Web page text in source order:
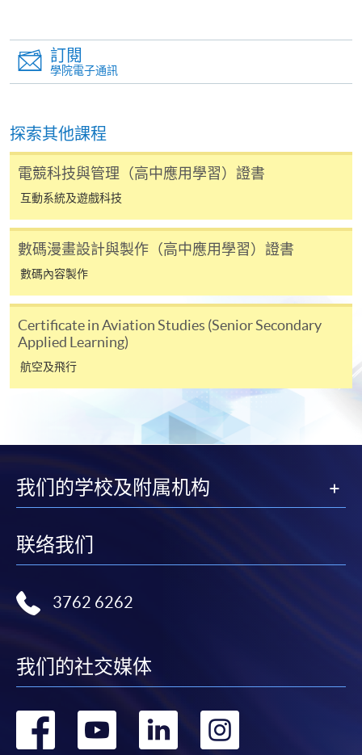
the digital media and radio programme production;
integrate problem-solving, analytical and
develop self-understanding for further studies and
career development in the related field.
評核 Assessment
Includes written test, practical exercise, project and
presentation.
學銜 Award
按香港大學體制，經香港大學專業進修學院頒授「數
碼媒體及電台製作（高中應用學習）證書（資歷架構
第3級）」予成功畢業的同學（出席率達80%或以上及
於評核課業中取得合格成績）。
Students who successfully complete the programme
in Digital Media and Radio Production (Senior
Secondary Applied Learning) (QF Level 3)" within the
HKU system through HKU SPACE.
評分準則Guidelines for Grading
訂閱
學院電子通訊
探索其他課程
電競科技與管理（高中應用學習）證書
互動系統及遊戲科技
數碼漫畫設計與製作（高中應用學習）證書
數碼內容製作
Certificate in Aviation Studies (Senior Secondary
Applied Learning)
航空及飛行
我们的学校及附属机构
联络我们
3762 6262
我们的社交媒体
转
转
转